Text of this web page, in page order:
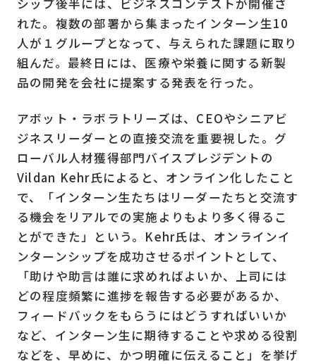
れた。複数の部署から集まったインターン生10
人が１グループとなって、与えられた課題に取り
組んだ。最終日には、医療や栄養に関する新製
品の開発を会社に提案する発表を行った。
アボット・ラボラトリーズは、CEOやシニアビ
ジネスリーダーとの直接交流を重要視した。グ
ローバル人材獲得部門バイスプレジデントの
Vildan Kehr氏によると、オンライン化したこと
で、「インターン生たちはリーダーたちと交流す
る機会をリアルでの実施よりもより多く得るこ
とができた」という。Kehr氏は、オンラインイ
ンターンシップを成功させるポイントとして、
「助けや助言は誰に求めればよいか、上司には
どの程度頻繁に進捗を報告する必要があるか、
フィードバックをもらうにはどうすればいいか
など、インターン生に期待することや求める役割
などを、早めに、かつ明確に伝えること」を挙げ